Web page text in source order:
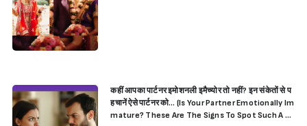
कहीं आपका पार्टनर इमोशनली इमैच्योर तो नहीं? इन संकेतों से प
हचानें ऐसे पार्टनर को… (Is Your Partner Emotionally Im
mature? These Are The Signs To Spot Such A Pa